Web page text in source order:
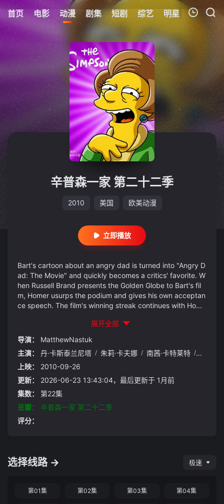
首页 电影 动漫 剧集 短剧 综艺 明星 周表
我的观影记录
暂无观看影片的记录
辛普森一家 第二十二季
2010 美国 欧美动漫
立即播放
Bart's cartoon about an angry dad is turned into "Angry D
ad: The Movie" and quickly becomes a critics' favorite. W
hen Russell Brand presents the Golden Globe to Bart's fil
m, Homer usurps the podium and gives his own acceptan
ce speech. The film's winning streak continues with Home
ceives an Oscar nomination, Bart keeps it a ...
展开全部
导演：
MatthewNastuk
主演：
丹·卡斯泰兰尼塔 / 朱莉·卡夫娜 / 南茜·卡特莱特 / 雅德丽
上映：
2010-09-26
更新：
2026-06-23 13:43:04，最后更新于 1月前
集数：
第22集
豆瓣：
辛普森一家 第二十二季
评分：
选择线路 → 极速
第01集 第02集 第03集 第04集